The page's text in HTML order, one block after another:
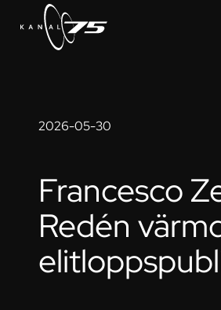
2026-05-30
Francesco
Redén